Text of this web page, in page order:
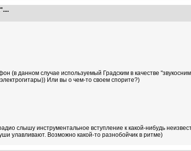
(в данном случае используемый Градским в качестве
Или вы о чем-то своем спорите?)
слышу инструментальное вступление к какой-нибудь
улавливают. Возможно какой-то разнобойчик в ритме)